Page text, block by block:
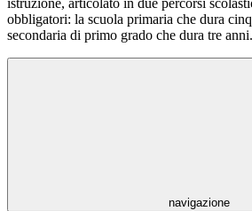
istruzione, articolato in due percorsi
obbligatori: la scuola primaria che dura
secondaria di primo grado che dura tre anni.
navigazione